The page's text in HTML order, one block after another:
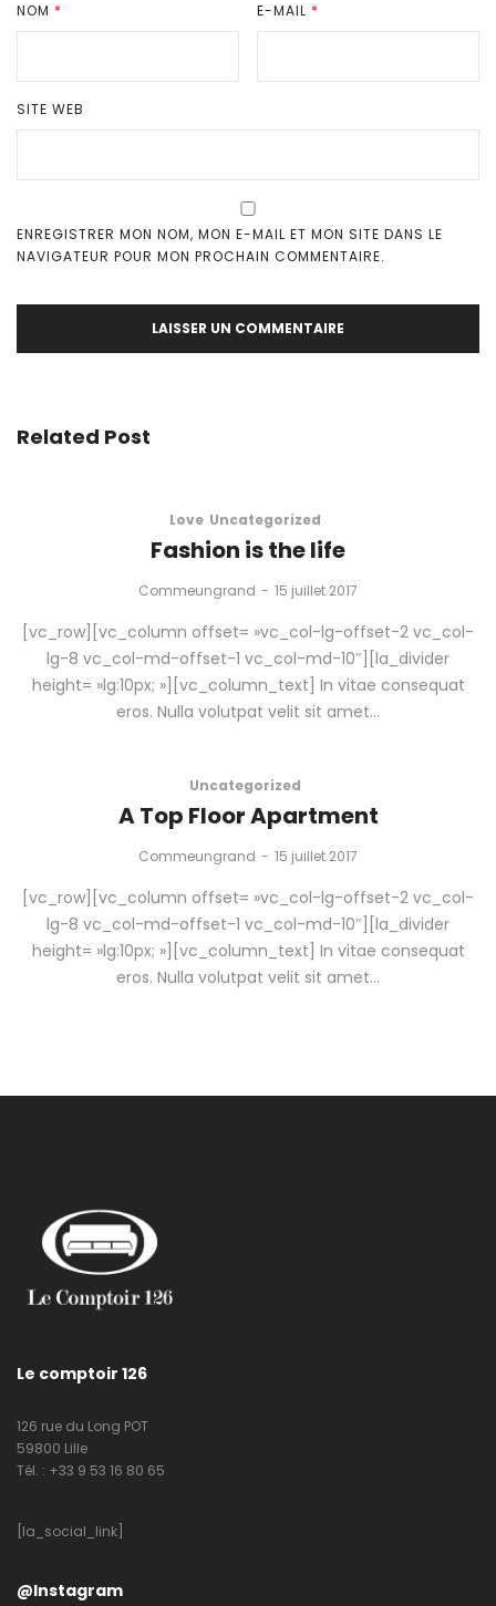
NOM * E-MAIL *
SITE WEB
ENREGISTRER MON NOM, MON E-MAIL ET MON SITE DANS LE
NAVIGATEUR POUR MON PROCHAIN COMMENTAIRE.
Related Post
Love Uncategorized
Fashion is the life
by
Commeungrand 15 juillet 2017
[vc_row][vc_column offset= »vc_col-lg-offset-2 vc_col-
lg-8 vc_col-md-offset-1 vc_col-md-10″][la_divider
height= »lg:10px; »][vc_column_text] In vitae consequat
eros. Nulla volutpat velit sit amet…
Uncategorized
A Top Floor Apartment
by
Commeungrand 15 juillet 2017
[vc_row][vc_column offset= »vc_col-lg-offset-2 vc_col-
lg-8 vc_col-md-offset-1 vc_col-md-10″][la_divider
height= »lg:10px; »][vc_column_text] In vitae consequat
eros. Nulla volutpat velit sit amet…
Le comptoir 126
126 rue du Long POT
59800 Lille
Tél. : +33 9 53 16 80 65
[la_social_link]
@Instagram